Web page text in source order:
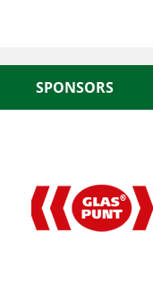
SPONSORS